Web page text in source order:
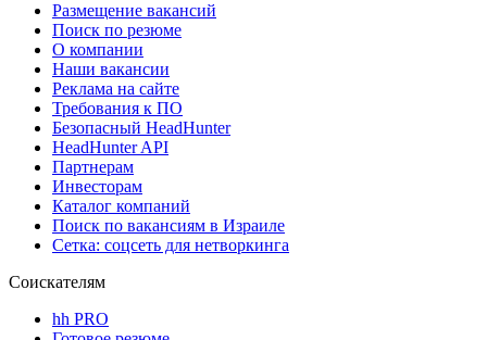
Размещение вакансий
Поиск по резюме
О компании
Наши вакансии
Реклама на сайте
Требования к ПО
Безопасный HeadHunter
HeadHunter API
Партнерам
Инвесторам
Каталог компаний
Поиск по вакансиям в Израиле
Сетка: соцсеть для нетворкинга
Соискателям
hh PRO